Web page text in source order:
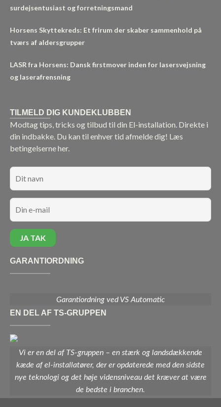
surdejsentusiast og forretningsmand
Horsens Skyttekreds: Et frirum der skaber sammenhold på
tværs af aldersgrupper
LASR fra Horsens: Dansk firstmover inden for lasersvejsning
og laserafrensning
TILMELD DIG KUNDEKLUBBEN
Modtag tips, tricks og tilbud til din El-installation. Direkte i
din indbakke. Du kan til enhver tid afmelde dig! Læs
betingelserne her.
GARANTIORDNING
Garantiordning ved VS Automatic
EN DEL AF TS-GRUPPEN
Vi er en del af TS-gruppen – en stærk og landsdækkende
kæde af el-installatører, der er opdaterede med den sidste
nye teknologi og det høje vidensniveau det kræver at være
de bedste i branchen.